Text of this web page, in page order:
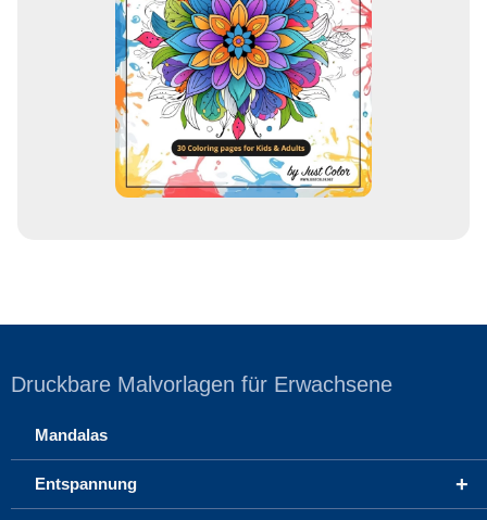
Druckbare Malvorlagen für Erwachsene
Mandalas
+
Entspannung